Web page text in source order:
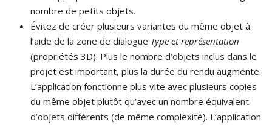
nombre de petits objets.
Évitez de créer plusieurs variantes du même objet à
l’aide de la zone de dialogue Type et représentation
(propriétés 3D). Plus le nombre d’objets inclus dans le
projet est important, plus la durée du rendu augmente.
L’application fonctionne plus vite avec plusieurs copies
du même objet plutôt qu’avec un nombre équivalent
d’objets différents (de même complexité). L’application